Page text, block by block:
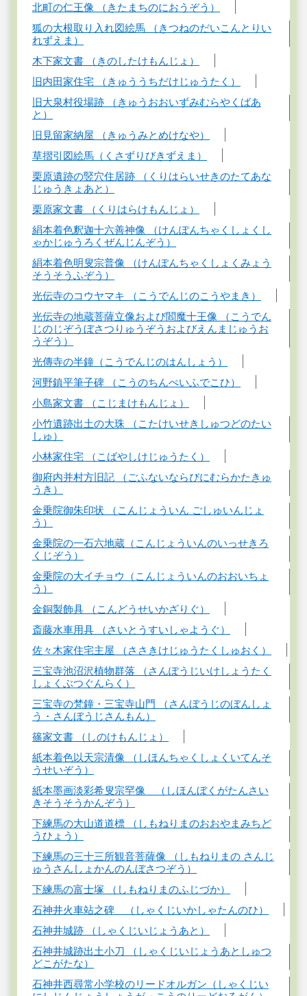
北町の仁王像 （きたまちのにおうぞう）
狐の大根取り入れ図絵馬 （きつねのだいこんとりい
れずえま）
木下家文書 （きのしたけもんじょ）
旧内田家住宅 （きゅううちだけじゅうたく）
旧大泉村役場跡 （きゅうおおいずみむらやくばあ
と）
旧見留家納屋 （きゅうみとめけなや）
草摺引図絵馬（くさずりびきずえま）
栗原遺跡の竪穴住居跡 （くりはらいせきのたてあな
じゅうきょあと）
栗原家文書 （くりはらけもんじょ）
絹本着色釈迦十六善神像 （けんぽんちゃくしょくし
ゃかじゅうろくぜんじんぞう）
絹本着色明叟宗普像 （けんぽんちゃくしょくみょう
そうそうふぞう）
光伝寺のコウヤマキ （こうでんじのこうやまき）
光伝寺の地蔵菩薩立像および閻魔十王像 （こうでん
じのじぞうぼさつりゅうぞうおよびえんまじゅうお
うぞう）
光傳寺の半鐘（こうでんじのはんしょう）
河野鎮平筆子碑 （こうのちんぺいふでこひ）
小島家文書 （こじまけもんじょ）
小竹遺跡出土の大珠 （こたけいせきしゅつどのたい
しゅ）
小林家住宅 （こばやしけじゅうたく）
御府内并村方旧記 （ごふないならびにむらかたきゅ
うき）
金乗院御朱印状 （こんじょういん ごしゅいんじょ
う）
金乗院の一石六地蔵（こんじょういんのいっせきろ
くじぞう）
金乗院の大イチョウ（こんじょういんのおおいちょ
う）
金銅製飾具 （こんどうせいかざりぐ）
斎藤水車用具 （さいとうすいしゃようぐ）
佐々木家住宅主屋 （ささきけじゅうたくしゅおく）
三宝寺池沼沢植物群落 （さんぽうじいけしょうたく
しょくぶつぐんらく）
三宝寺の梵鐘・三宝寺山門 （さんぼうじのぼんしょ
う・さんぼうじさんもん）
篠家文書 （しのけもんじょ）
紙本着色以天宗清像 （しほんちゃくしょくいてんそ
うせいぞう）
紙本墨画淡彩希叟宗罕像 （しほんぼくがたんさい
きそうそうかんぞう）
下練馬の大山道道標 （しもねりまのおおやまみちど
うひょう）
下練馬の三十三所観音菩薩像 （しもねりまの さんじ
ゅうさんしょかんのんぼさつぞう）
下練馬の富士塚 （しもねりまのふじづか）
石神井火車站之碑 （しゃくじいかしゃたんのひ）
石神井城跡 （しゃくじいじょうあと）
石神井城跡出土小刀 （しゃくじいじょうあとしゅつ
どこがたな）
石神井西尋常小学校のリードオルガン（しゃくじい